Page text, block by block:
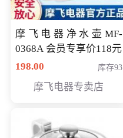
摩飞电器净水壶MF-
0368A 会员专享价118元
198.00
库存93
摩飞电器专卖店